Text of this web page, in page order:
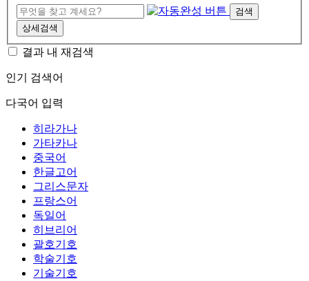
검색
상세검색
결과 내 재검색
인기 검색어
다국어 입력
히라가나
가타카나
중국어
한글고어
그리스문자
프랑스어
독일어
히브리어
괄호기호
학술기호
기술기호